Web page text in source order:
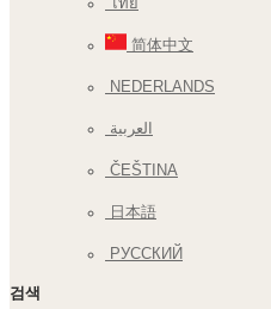
简体中文
NEDERLANDS
العربية
ČEŠTINA
日本語
РУССКИЙ
검색